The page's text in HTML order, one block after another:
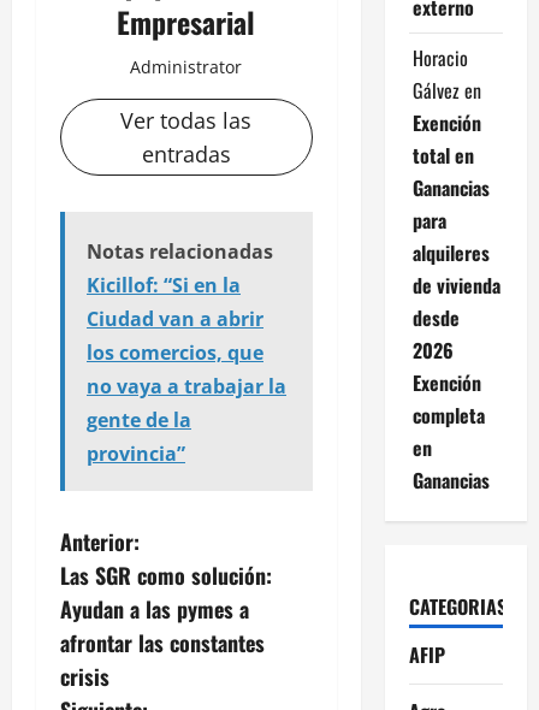
Empresarial
Administrator
Ver todas las
entradas
Notas relacionadas
Kicillof: “Si en la
Ciudad van a abrir
los comercios, que
no vaya a trabajar la
gente de la
provincia”
N
a
v
Anterior:
Las SGR como solución:
Ayudan a las pymes a
afrontar las constantes
crisis
externo
Horacio
Gálvezen
Exención
total en
Ganancias
para
alquileres
de vivienda
desde
2026
Exención
completa
en
Ganancias
CATEGORIAS
AFIP